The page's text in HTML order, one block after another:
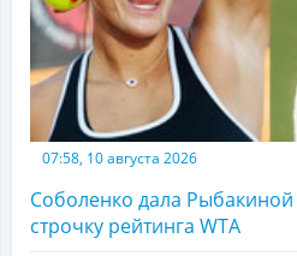
07:58, 10 августа 2026
Соболенко дала
строчку рейтинга WTA